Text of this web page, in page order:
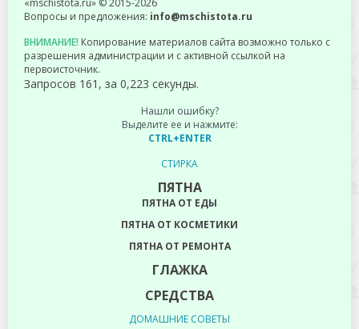
Вопросы и предложения: info@mschistota.ru
ВНИМАНИЕ! Копирование материалов сайта возможно только с
разрешения администрации и с активной ссылкой на
первоисточник.
Запросов 161, за 0,223 секунды.
Нашли ошибку?
Выделите ее и нажмите:
CTRL+ENTER
СТИРКА
ПЯТНА
ПЯТНА ОТ ЕДЫ
ПЯТНА ОТ КОСМЕТИКИ
ПЯТНА ОТ РЕМОНТА
ГЛАЖКА
СРЕДСТВА
ДОМАШНИЕ СОВЕТЫ